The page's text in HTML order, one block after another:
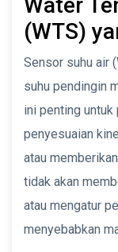
(WTS)
Sensor suhu air
suhu pendingin
ini penting untuk
penyesuaian
atau
tidak akan
atau mengatur
menyebabkan